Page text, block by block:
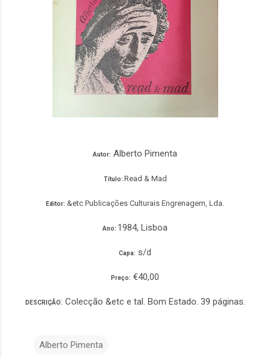
Autor: Alberto Pimenta
Título: Read & Mad
Editor: &etc Publicações Culturais Engrenagem, Lda.
Ano: 1984, Lisboa
Capa: s/d
Preço: €40,00
DESCRIÇÃO: Colecção &etc e tal. Bom Estado. 39 páginas.
Alberto Pimenta